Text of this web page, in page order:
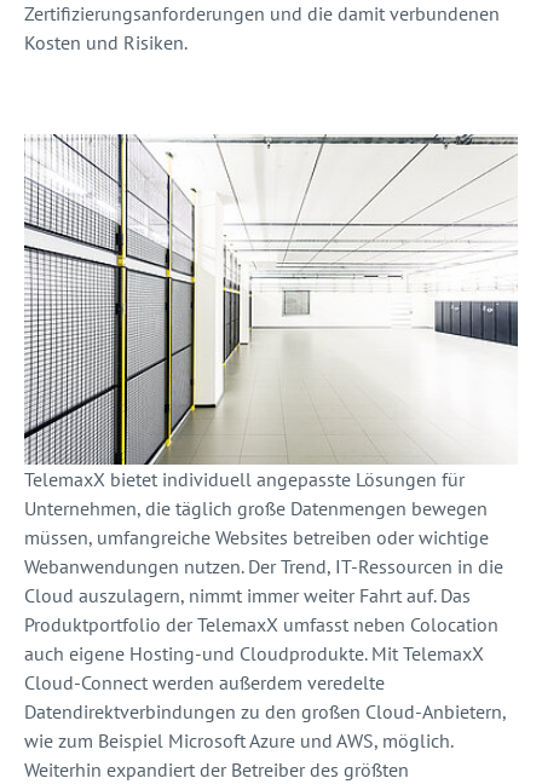
Zertifizierungsanforderungen und die damit verbundenen
Kosten und Risiken.
TelemaxX bietet individuell angepasste Lösungen für
Unternehmen, die täglich große Datenmengen bewegen
müssen, umfangreiche Websites betreiben oder wichtige
Webanwendungen nutzen. Der Trend, IT-Ressourcen in die
Cloud auszulagern, nimmt immer weiter Fahrt auf. Das
Produktportfolio der TelemaxX umfasst neben Colocation
auch eigene Hosting-und Cloudprodukte. Mit TelemaxX
Cloud-Connect werden außerdem veredelte
Datendirektverbindungen zu den großen Cloud-Anbietern,
wie zum Beispiel Microsoft Azure und AWS, möglich.
Weiterhin expandiert der Betreiber des größten